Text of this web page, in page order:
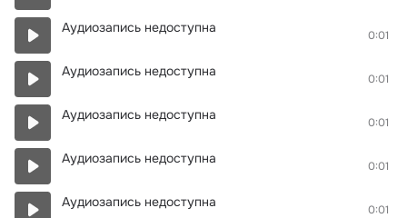
Аудиозапись недоступна 0:01
Аудиозапись недоступна 0:01
Аудиозапись недоступна 0:01
Аудиозапись недоступна 0:01
Аудиозапись недоступна 0:01